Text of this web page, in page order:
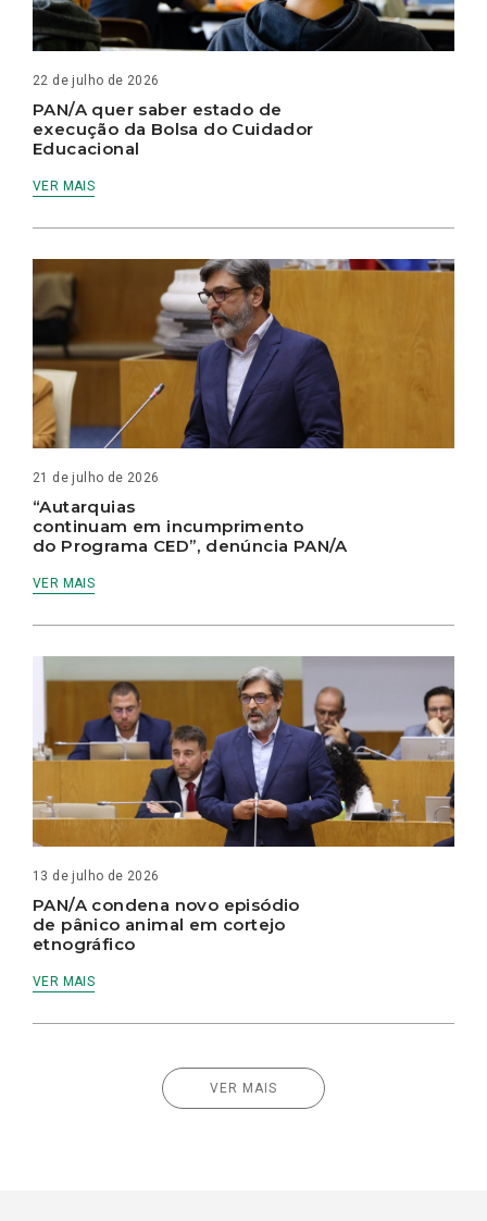
22 de julho de 2026
PAN/A quer saber estado de
execução da Bolsa do Cuidador
Educacional
VER MAIS
21 de julho de 2026
“Autarquias
continuam em incumprimento
do Programa CED”, denúncia PAN/A
VER MAIS
13 de julho de 2026
PAN/A condena novo episódio
de pânico animal em cortejo
etnográfico
VER MAIS
VER MAIS